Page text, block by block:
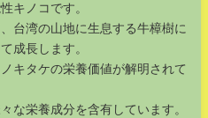
キノコです。
台湾の山地に生息する牛樟樹に
成長します。
キタケの栄養価値が解明されて
な栄養成分を含有しています。